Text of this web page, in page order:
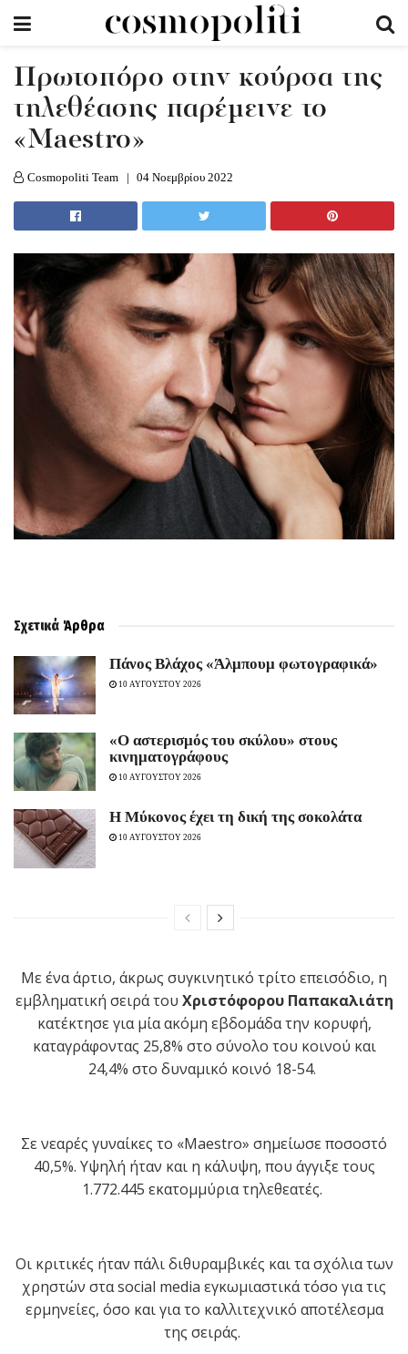
Πρωτοπόρο στην κούρσα της
τηλεθέασης παρέμεινε το
«Maestro»
Cosmopoliti Team 04 Νοεμβρίου 2022
Σχετικά Άρθρα
Πάνος Βλάχος «Άλμπουμ φωτογραφικά»
10 ΑΥΓΟΥΣΤΟΥ 2026
«Ο αστερισμός του σκύλου» στους
κινηματογράφους
10 ΑΥΓΟΥΣΤΟΥ 2026
Η Μύκονος έχει τη δική της σοκολάτα
10 ΑΥΓΟΥΣΤΟΥ 2026
Με ένα άρτιο, άκρως συγκινητικό τρίτο επεισόδιο, η
εμβληματική σειρά του Χριστόφορου Παπακαλιάτη
κατέκτησε για μία ακόμη εβδομάδα την κορυφή,
καταγράφοντας 25,8% στο σύνολο του κοινού και
24,4% στο δυναμικό κοινό 18-54.
Σε νεαρές γυναίκες το «Maestro» σημείωσε ποσοστό
40,5%. Υψηλή ήταν και η κάλυψη, που άγγιξετους
1.772.445 εκατομμύριατηλεθεατές.
Οι κριτικές ήταν πάλι διθυραμβικές και τα σχόλια των
χρηστών σταsocial media εγκωμιαστικά τόσο για τις
ερμηνείες, όσο και για το καλλιτεχνικό αποτέλεσμα
της σειράς.